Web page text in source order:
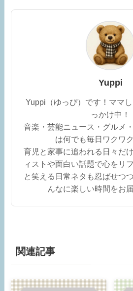
Yuppi
Yuppi（ゆっぴ）です！ママ
っかけ中！
音楽・芸能ニュース・グルメ
は何でも毎日ワクワ
育児と家事に追われる日々だ
ィストや面白い話題で心をリ
と笑える日常ネタも忍ばせつ
んなに楽しい時間をお
関連記事